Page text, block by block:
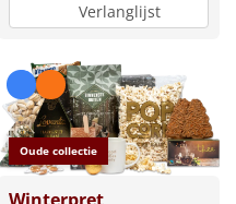
Verlanglijst
Oude collectie